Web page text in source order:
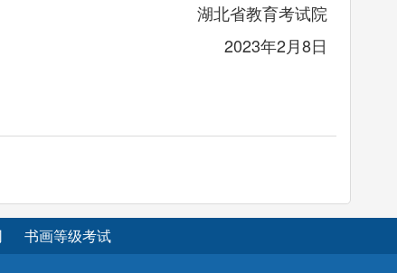
湖北省教育考试院
2023年2月8日
书画等级考试